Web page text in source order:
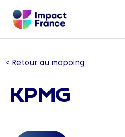
< Retour au mapping
KPMG